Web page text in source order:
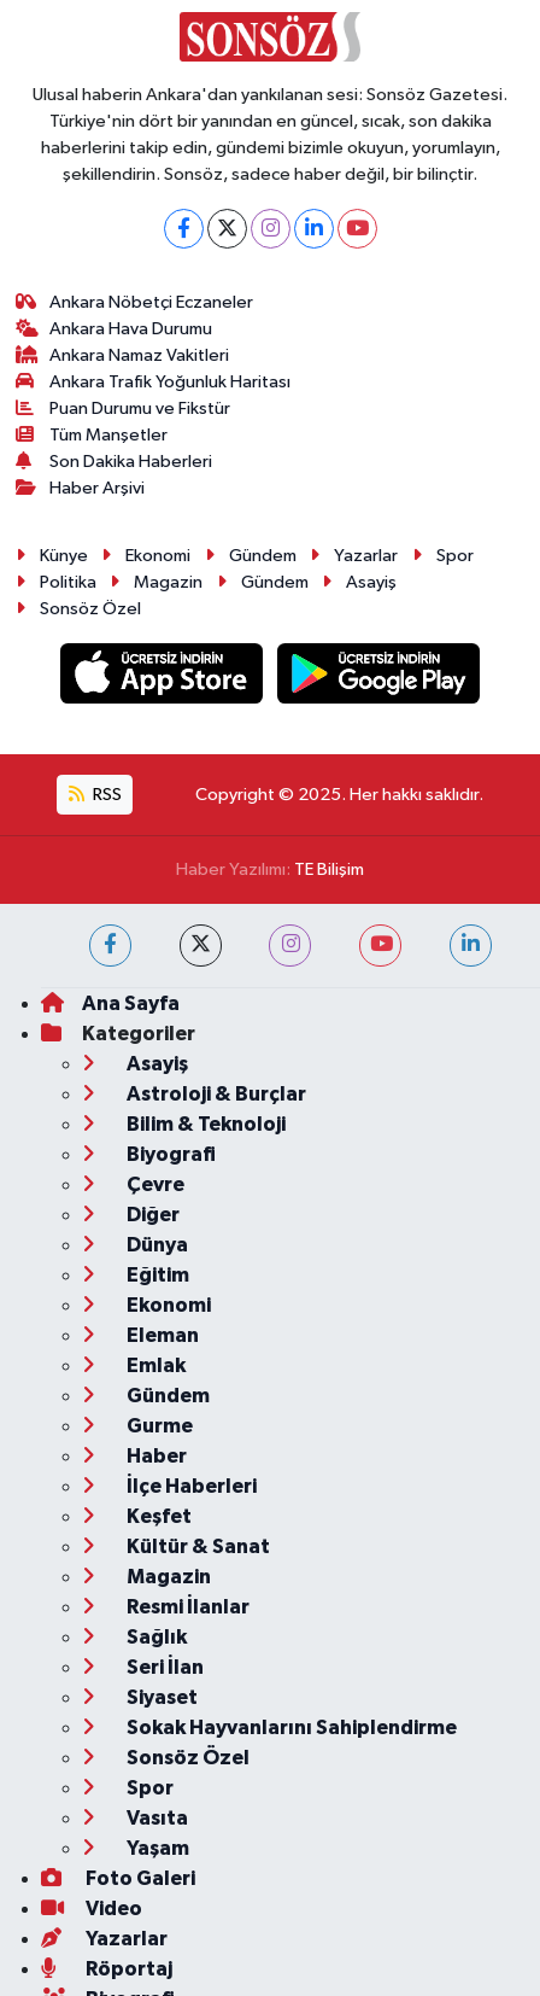
Ulusal haberin Ankara'dan yankılanan sesi: Sonsöz Gazetesi.
Türkiye'nin dört bir yanından en güncel, sıcak, son dakika
haberlerini takip edin, gündemi bizimle okuyun, yorumlayın,
şekillendirin. Sonsöz, sadece haber değil, bir bilinçtir.
Ankara Nöbetçi Eczaneler
Ankara Hava Durumu
Ankara Namaz Vakitleri
Ankara Trafik Yoğunluk Haritası
Puan Durumu ve Fikstür
Tüm Manşetler
Son Dakika Haberleri
Haber Arşivi
Künye Ekonomi Gündem Yazarlar
Spor
Politika
Magazin Gündem
Asayiş
Sonsöz Özel
RSS Copyright © 2025. Her hakkı saklıdır.
Haber Yazılımı: TE Bilişim
Ana Sayfa
Kategoriler
Asayiş
Astroloji & Burçlar
Bilim & Teknoloji
Biyografi
Çevre
Diğer
Dünya
Eğitim
Ekonomi
Eleman
Emlak
Gündem
Gurme
Haber
İlçe Haberleri
Keşfet
Kültür & Sanat
Magazin
Resmi İlanlar
Sağlık
Seri İlan
Siyaset
Sokak Hayvanlarını Sahiplendirme
Sonsöz Özel
Spor
Vasıta
Yaşam
Foto Galeri
Video
Yazarlar
Röportaj